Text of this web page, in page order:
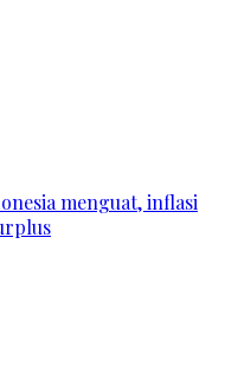
menguat, inflasi